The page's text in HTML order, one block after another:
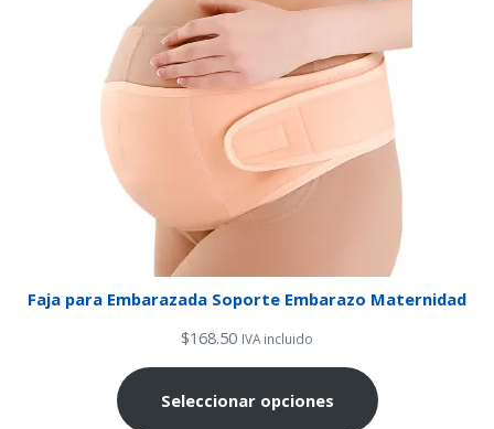
Faja para Embarazada Soporte Embarazo Maternidad
$168.50 IVA incluido
Seleccionar opciones